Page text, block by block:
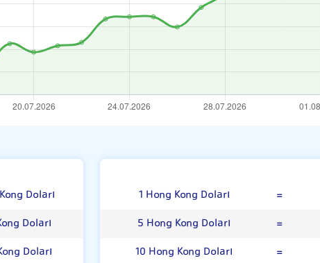
Doları
Doları
Doları
1 Hong Kong Doları =
5 Hong Kong Doları
=
10 Hong Kong Doları
=